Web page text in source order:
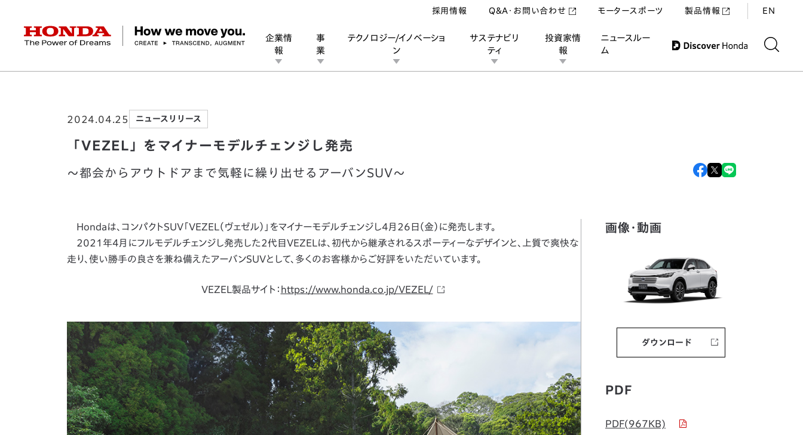
HONDA The Power of Dreams
企業情
報
経営方針 会社概要 ヒストリー
事
業
パワープロダクツ マリン
テクノロジー/イノベーショ
ン
デザイン オープンイノベーション
サステナビリ
ティ
Honda Report 環境 社会
投資家情
報
財務・業績情報 株式・債券情報
ニュースルー
ム
採用情報 Q&A・お問い合わせ モータースポーツ 製品情報 EN
「VEZEL」をマイナーモデルチェンジし発売
2024.04.25 ニュースリリース
「VEZEL」をマイナーモデルチェンジし発売
～都会からアウトドアまで気軽に繰り出せるアーバンSUV～
Hondaは、コンパクトSUV「VEZEL（ヴェゼル）」をマイナーモデルチェンジし4月26日（金）に発売します。
2021年4月にフルモデルチェンジし発売した2代目VEZELは、初代から継承されるスポーティーなデザインと、上質で爽快な
走り、使い勝手の良さを兼ね備えたアーバンSUVとして、多くのお客様からご好評をいただいています。
VEZEL製品サイト： https://www.honda.co.jp/VEZEL/
画像・動画
ダウンロード
PDF
PDF(967KB)